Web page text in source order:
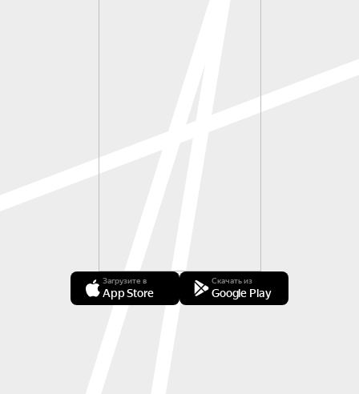
Загрузите в
App Store
Скачать из
Google Play